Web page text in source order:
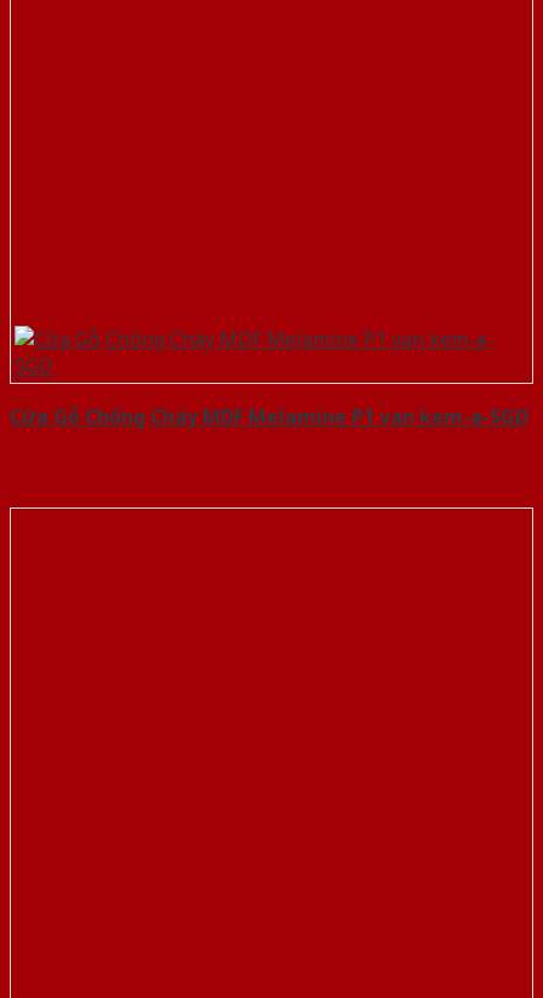
Cửa Gỗ Chống Cháy MDF Melamine P1 van kem-a-SGD